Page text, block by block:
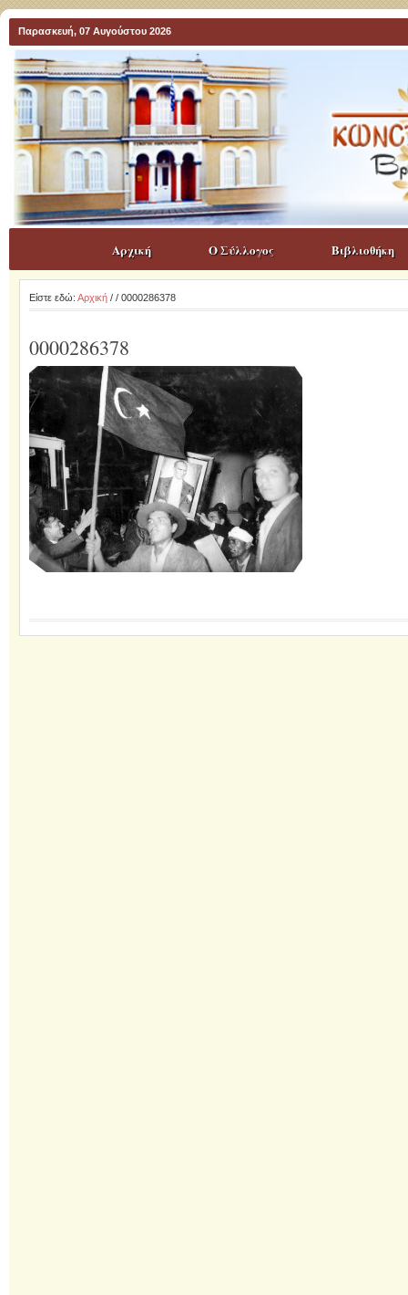
Παρασκευή, 07 Αυγούστου 2026
Αρχική Ο Σύλλογος Βιβλιοθήκη
Είστε εδώ: Αρχική/ / 0000286378
0000286378